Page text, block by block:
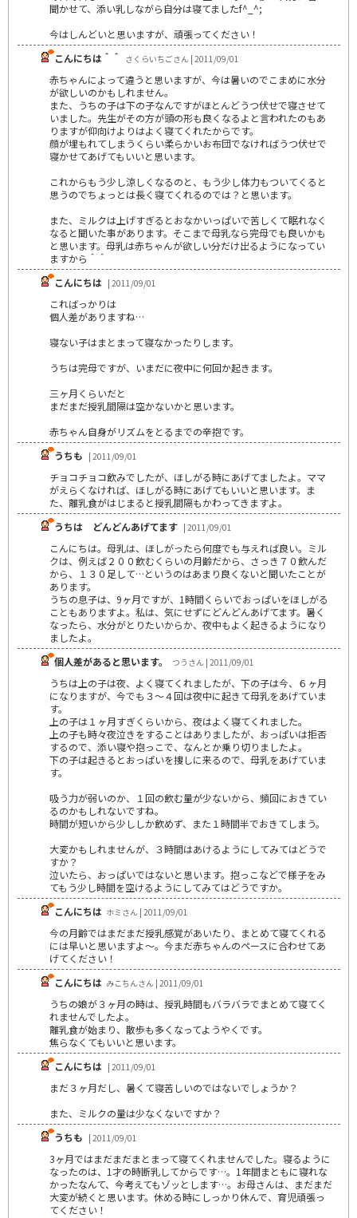
聞かせて、添い乳しながら自分は寝てましたf^_^;
今はしんどいと思いますが、頑張ってください！
こんにちは＾＾
さくらいちごさん | 2011/09/01
赤ちゃんによって違うと思いますが、今は暑いのでこまめに水分
が欲しいのかもしれません。
また、うちの子は下の子なんですがほとんどうつ伏せで寝させて
いました。先生がその方が頭の形も良くなるよと言われたのもあ
りますが仰向けよりはよく寝てくれたからです。
顔が埋もれてしまうくらい柔らかいお布団でなければうつ伏せで
寝かせてあげてもいいと思います。
これからもう少し涼しくなるのと、もう少し体力もついてくると
思うのでちょっとは長く寝てくれるのでは？と思います。
また、ミルクは上げすぎるとおなかいっぱいで苦しくて眠れなく
なると聞いた事があります。そこまで母乳なら完母でも良いかも
と思います。母乳は赤ちゃんが欲しい分だけ出るようになってい
ますから＾＾
こんにちは | 2011/09/01
こればっかりは
個人差がありますね…
寝ない子はまとまって寝なかったりします。
うちは完母ですが、いまだに夜中に何回か起きます。
三ヶ月くらいだと
まだまだ授乳間隔は空かないかと思います。
赤ちゃん自身がリズムをとるまでの辛抱です。
うちも | 2011/09/01
チョコチョコ飲みでしたが、ほしがる時にあげてましたよ。ママ
がえらくなければ、ほしがる時にあげてもいいと思います。ま
た、離乳食がはじまると授乳間隔もかわってきますよ。
うちは どんどんあげてます | 2011/09/01
こんにちは。母乳は、ほしがったら何度でも与えれば良い。ミル
クは、例えば２００飲むくらいの月齢だから、さっき７０飲んだ
から、１３０足して…というのはあまり良くないと聞いたことが
あります。
うちの息子は、9ヶ月ですが、1時間くらいでおっぱいをほしがる
こともありますよ。私は、気にせずにどんどんあげてます。暑く
なったら、水分がとりたいからか、夜中もよく起きるようになり
ましたよ。
個人差があると思います。
つうさん | 2011/09/01
うちは上の子は夜、よく寝てくれましたが、下の子は今、６ヶ月
になりますが、今でも３～４回は夜中に起きて母乳をあげていま
す。
上の子は１ヶ月すぎくらいから、夜はよく寝てくれました。
上の子も時々夜泣きをすることはありましたが、おっぱいは拒否
するので、添い寝や抱っこで、なんとか乗り切りましたよ。
下の子は起きるとおっぱいを捜しに来るので、母乳をあげていま
す。
吸う力が弱いのか、１回の飲む量が少ないから、頻回におきてい
るのかもしれないですね。
時間が短いから少ししか飲めず、また１時間半でおきてしまう。
大変かもしれませんが、３時間はあけるようにしてみてはどうで
すか？
泣いたら、おっぱいではないと思います。抱っこなどで様子をみ
てもう少し時間を空けるようにしてみてはどうですか。
こんにちは ホミさん | 2011/09/01
今の月齢ではまだまだ授乳感覚があいたり、まとめて寝てくれる
には早いと思いますよ～。今まだ赤ちゃんのペースに合わせてあ
げてください！
こんにちは みこちんさん | 2011/09/01
うちの娘が３ヶ月の時は、授乳時間もバラバラでまとめて寝てく
れませんでしたよ。
離乳食が始まり、散歩も多くなってようやくです。
焦らなくてもいいと思います。
こんにちは | 2011/09/01
まだ３ヶ月だし、暑くて寝苦しいのではないでしょうか？
また、ミルクの量は少なくないですか？
うちも | 2011/09/01
3ヶ月ではまだまだまとまって寝てくれませんでした。寝るように
なったのは、1才の時断乳してからです…。1年間まともに寝れな
かったなんて、今考えてもゾッとします…。お母さんは、まだまだ
大変が続くと思います。休める時にしっかり休んで、育児頑張っ
てください！